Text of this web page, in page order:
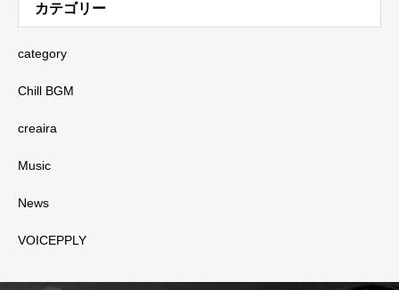
カテゴリー
category
Chill BGM
creaira
Music
News
VOICEPPLY